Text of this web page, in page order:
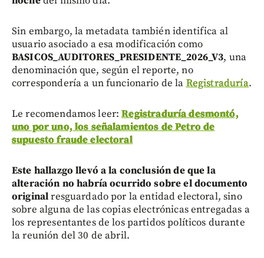
Sin embargo, la metadata también identifica al
usuario asociado a esa modificación como
BASICOS_AUDITORES_PRESIDENTE_2026_V3, una
denominación que, según el reporte, no
correspondería a un funcionario de la Registraduría.
Le recomendamos leer:Registraduría desmontó,
uno por uno, los señalamientos de Petro de
supuesto fraude electoral
Este hallazgo llevó a la conclusión de que la
alteración no habría ocurrido sobre el documento
originalresguardado por la entidad electoral, sino
sobre alguna de las copias electrónicas entregadas a
los representantes de los partidos políticos durante
la reunión del 30 de abril.